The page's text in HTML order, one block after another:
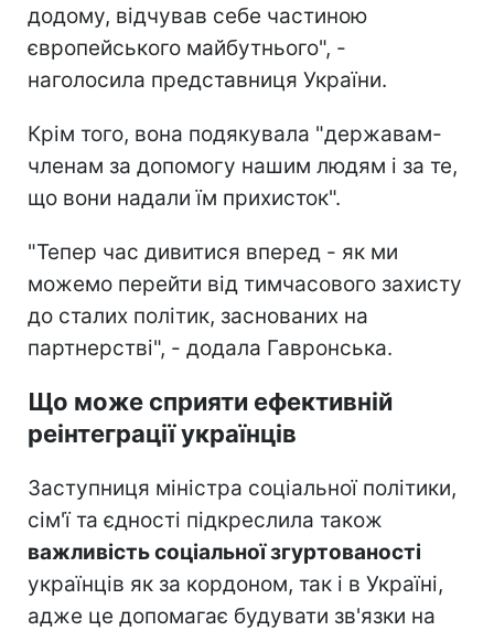
додому, відчував себе частиною
європейського майбутнього", -
наголосила представниця України.
Крім того, вона подякувала "державам-
членам за допомогу нашим людям і за те,
що вони надали їм прихисток".
"Тепер час дивитися вперед - як ми
можемо перейти від тимчасового захисту
до сталих політик, заснованих на
партнерстві", - додала Гавронська.
Що може сприяти ефективній
реінтеграції українців
Заступниця міністра соціальної політики,
сім'ї та єдності підкреслила також
важливість соціальної згуртованості
українців як за кордоном, так і в Україні,
адже це допомагає будувати зв'язки на